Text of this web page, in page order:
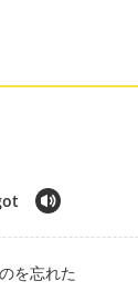
を忘れた